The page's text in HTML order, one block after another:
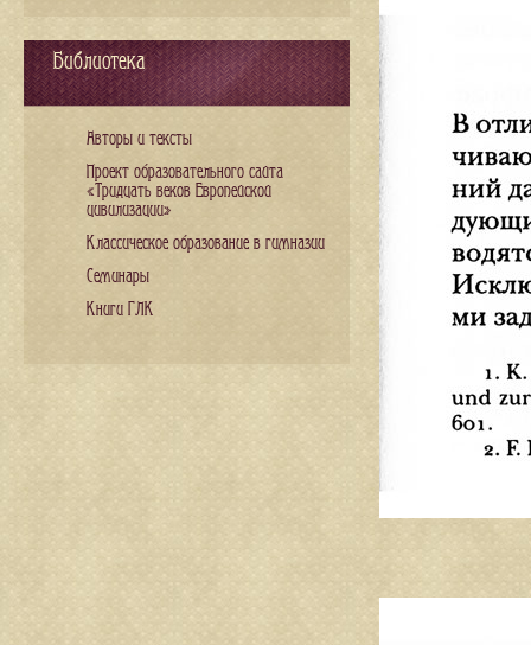
Библиотека
Авторы и тексты
Проект образовательного сайта
«Тридцать веков Европейской
цивилизации»
Классическое образование в гимназии
Семинары
Книги ГЛК